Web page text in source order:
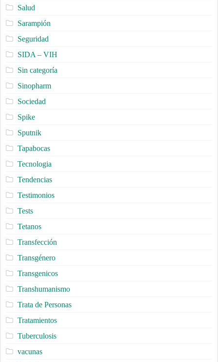
Salud
Sarampión
Seguridad
SIDA – VIH
Sin categoría
Sinopharm
Sociedad
Spike
Sputnik
Tapabocas
Tecnologia
Tendencias
Testimonios
Tests
Tetanos
Transfección
Transgénero
Transgenicos
Transhumanismo
Trata de Personas
Tratamientos
Tuberculosis
vacunas